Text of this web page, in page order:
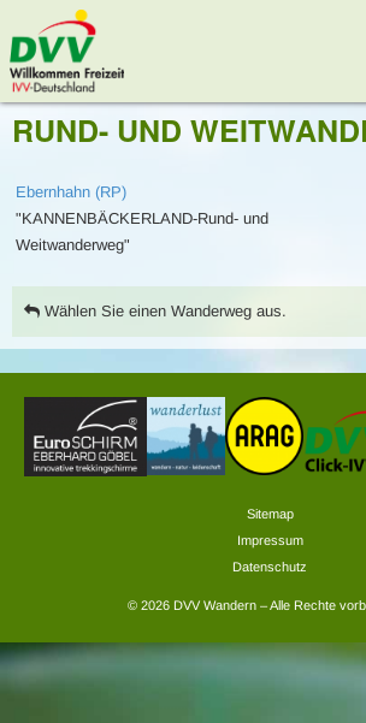
RUND- UND
Ebernhahn (RP)
"KANNENBÄCKERLAND-Rund- und
Weitwanderweg"
Wählen Sie einen Wanderweg aus.
Sitemap
Impressum
Datenschutz
© 2026 DVV Wandern – Alle Rechte